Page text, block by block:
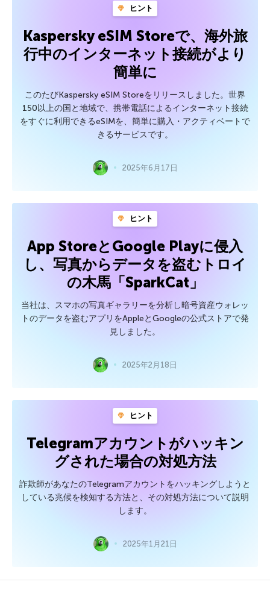
ヒント
Kaspersky eSIM Storeで、海外旅
行中のインターネット接続がより
簡単に
このたびKaspersky eSIM Storeをリリースしました。世界
150以上の国と地域で、携帯電話によるインターネット接続
をすぐに利用できるeSIMを、簡単に購入・アクティベートで
きるサービスです。
2025年6月17日
ヒント
App StoreとGoogle Playに侵入
し、写真からデータを盗むトロイ
の木馬「SparkCat」
当社は、スマホの写真ギャラリーを分析し暗号資産ウォレッ
トのデータを盗むアプリをAppleとGoogleの公式ストアで発
見しました。
2025年2月18日
ヒント
Telegramアカウントがハッキン
グされた場合の対処方法
詐欺師があなたのTelegramアカウントをハッキングしようと
している兆候を検知する方法と、その対処方法について説明
します。
2025年1月21日